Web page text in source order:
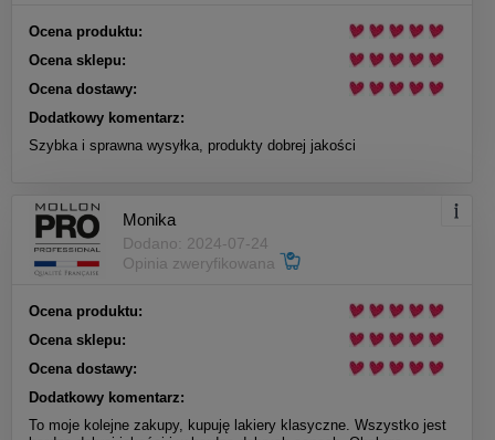
Ocena produktu:
Ocena sklepu:
Ocena dostawy:
Dodatkowy komentarz:
Szybka i sprawna wysyłka, produkty dobrej jakości
Monika
Dodano: 2024-07-24
Opinia zweryfikowana
Ocena produktu:
Ocena sklepu:
Ocena dostawy:
Dodatkowy komentarz:
To moje kolejne zakupy, kupuję lakiery klasyczne. Wszystko jest